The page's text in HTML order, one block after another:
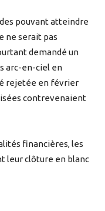
pouvant atteindre
ne serait pas
demandé un
arc-en-ciel en
rejetée en février
contrevenaient
financières, les
leur clôture en blanc